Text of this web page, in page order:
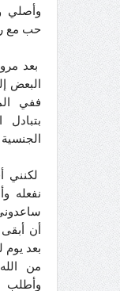
وأصلي
حب مع
بعد
البعض
ففي
لكنني
نفعله
أن
بعد يوم
من
وأطلب